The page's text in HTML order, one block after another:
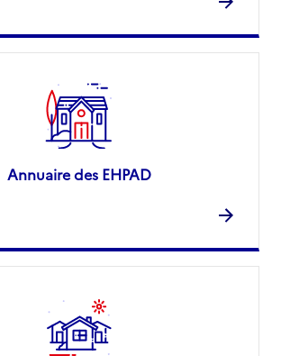
Annuaire des EHPAD